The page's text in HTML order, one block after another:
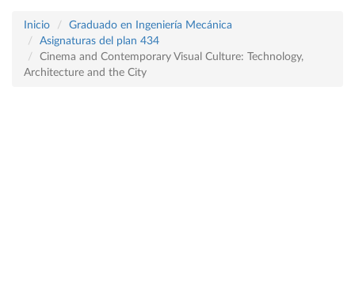
Inicio
Graduado en Ingeniería Mecánica
Asignaturas del plan 434
Cinema and Contemporary Visual Culture: Technology,
Architecture and the City